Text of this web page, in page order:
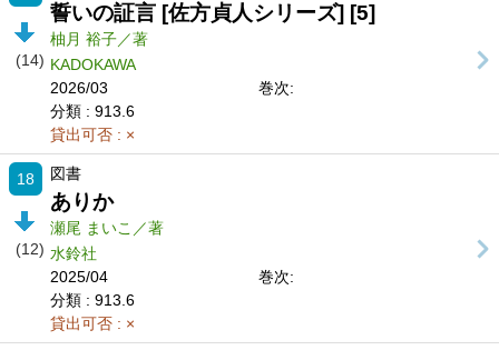
(14)
誓いの証言 [佐方貞人シリーズ] [5]
柚月 裕子／著
KADOKAWA
2026/03
巻次:
分類 : 913.6
貸出可否 : ×
18
(12)
図書
ありか
瀬尾 まいこ／著
水鈴社
2025/04
巻次:
分類 : 913.6
貸出可否 : ×